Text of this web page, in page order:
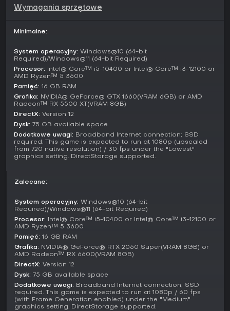
na Steamie to Overwhelmingly Negative z powodu
ubogą zawartość endgame. Aktualizacje nadal wychodzą,
grywalności.
Jeśli lubisz grind na lepszy sprzęt i wspólne boss fighty, gra
może sprawić satysfakcję, zwłaszcza przy ciągłym
wsparciu. Osoby wrażliwe na problemy z wydajnością
powinny poczekać na kolejne patche. Tytuł pasuje do
miłośników kooperacyjnej akcji RPG, a nie szybkich
shooterów.
Aktualne aktualizacje i stan gry
Na początku 2026 roku Monster Hunter Wilds doczekało się
wielu aktualizacji poprawiających balans i dodających
funkcje. Wprowadzono nowe potwory oraz usprawnienia
etapy wciąż brakuje głębi. Społeczność pozostaje aktywna,
Wymagania sprzętowe
Minimalne:
System operacyjny: Windows®10 (64-bit
Required)/Windows®11 (64-bit Required)
Procesor: Intel® Core™ i5-10400 or Intel® Core™ i3-12100 or
AMD Ryzen™ 5 3600
Pamięć: 16 GB RAM
Grafika: NVIDIA® GeForce® GTX 1660(VRAM 6GB) or AMD
Radeon™ RX 5500 XT(VRAM 8GB)
DirectX: Version 12
Dysk: 75 GB available space
Dodatkowe uwagi: Broadband Internet connection; SSD
required. This game is expected to run at 1080p (upscaled
from 720 native resolution) / 30 fps under the "Lowest"
graphics setting. DirectStorage supported.
Zalecane:
System operacyjny: Windows®10 (64-bit
Required)/Windows®11 (64-bit Required)
Procesor: Intel® Core™ i5-10400 or Intel® Core™ i3-12100 or
AMD Ryzen™ 5 3600
Pamięć: 16 GB RAM
Grafika: NVIDIA® GeForce® RTX 2060 Super(VRAM 8GB) or
AMD Radeon™ RX 6600(VRAM 8GB)
DirectX: Version 12
Dysk: 75 GB available space
Dodatkowe uwagi: Broadband Internet connection; SSD
required. This game is expected to run at 1080p / 60 fps
(with Frame Generation enabled) under the "Medium"
graphics setting. DirectStorage supported.